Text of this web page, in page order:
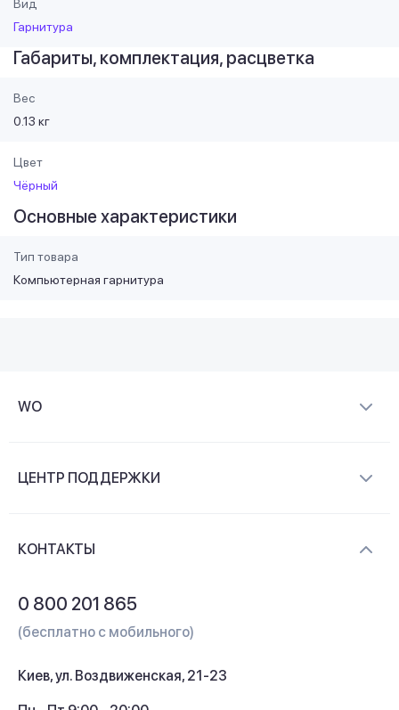
Вид
Гарнитура
Габариты, комплектация, расцветка
Вес
0.13 кг
Цвет
Чёрный
Основные характеристики
Тип товара
Компьютерная гарнитура
WO
Контакты
ЦЕНТР ПОДДЕРЖКИ
Кэшбек
КОНТАКТЫ
0 800 201 865
(бесплатно с мобильного)
Киев, ул. Воздвиженская, 21-23